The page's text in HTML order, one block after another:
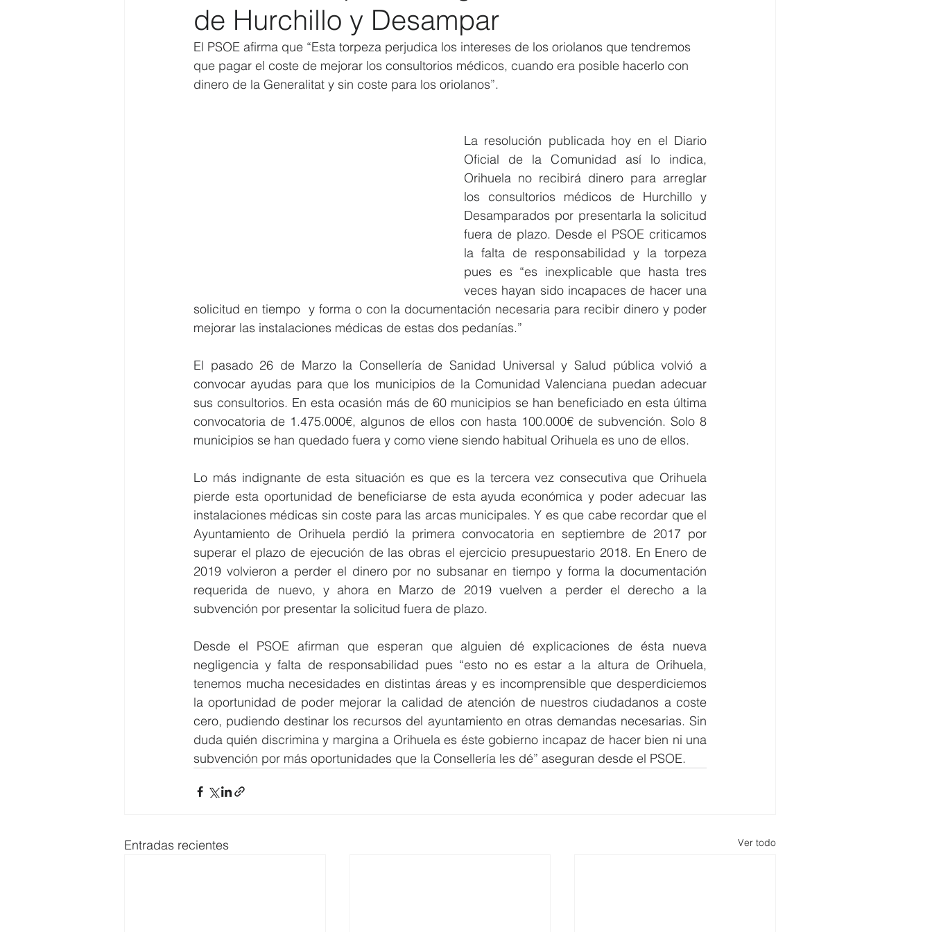
Medio Ambiente Elecciones 2019 Recursos Humanos Contratación Comercio
de Hurchillo y Desampar
El PSOE afirma que “Esta torpeza perjudica los intereses de los oriolanos que tendremos
que pagar el coste de mejorar los consultorios médicos, cuando era posible hacerlo con
dinero de la Generalitat y sin coste para los oriolanos”.
La resolución publicada hoy en el Diario
Oficial de la Comunidad así lo indica,
Orihuela no recibirá dinero para arreglar
los consultorios médicos de Hurchillo y
Desamparados por presentarla la solicitud
fuera de plazo. Desde el PSOE criticamos
la falta de responsabilidad y la torpeza
pues es “es inexplicable que hasta tres
veces hayan sido incapaces de hacer una
solicitud en tiempo  y forma o con la documentación necesaria para recibir dinero y poder
mejorar las instalaciones médicas de estas dos pedanías.”
El pasado 26 de Marzo la Consellería de Sanidad Universal y Salud pública volvió a
convocar ayudas para que los municipios de la Comunidad Valenciana puedan adecuar
sus consultorios. En esta ocasión más de 60 municipios se han beneficiado en esta última
convocatoria de 1.475.000€, algunos de ellos con hasta 100.000€ de subvención. Solo 8
municipios se han quedado fuera y como viene siendo habitual Orihuela es uno de ellos.
Lo más indignante de esta situación es que es la tercera vez consecutiva que Orihuela
pierde esta oportunidad de beneficiarse de esta ayuda económica y poder adecuar las
instalaciones médicas sin coste para las arcas municipales. Y es que cabe recordar que el
Ayuntamiento de Orihuela perdió la primera convocatoria en septiembre de 2017 por
superar el plazo de ejecución de las obras el ejercicio presupuestario 2018. En Enero de
2019 volvieron a perder el dinero por no subsanar en tiempo y forma la documentación
requerida de nuevo, y ahora en Marzo de 2019 vuelven a perder el derecho a la
subvención por presentar la solicitud fuera de plazo.
Desde el PSOE afirman que esperan que alguien dé explicaciones de ésta nueva
negligencia y falta de responsabilidad pues “esto no es estar a la altura de Orihuela,
tenemos mucha necesidades en distintas áreas y es incomprensible que desperdiciemos
la oportunidad de poder mejorar la calidad de atención de nuestros ciudadanos a coste
cero, pudiendo destinar los recursos del ayuntamiento en otras demandas necesarias. Sin
duda quién discrimina y margina a Orihuela es éste gobierno incapaz de hacer bien ni una
subvención por más oportunidades que la Consellería les dé” aseguran desde el PSOE.
Entradas recientes Ver todo